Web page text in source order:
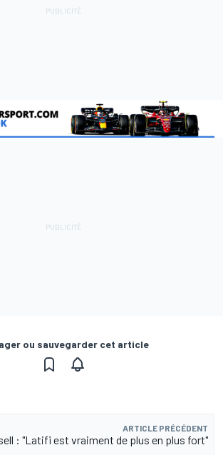
ou sauvegarder cet article
ARTICLE PRÉCÉDENT
: "Latifi est vraiment de plus en plus fort"